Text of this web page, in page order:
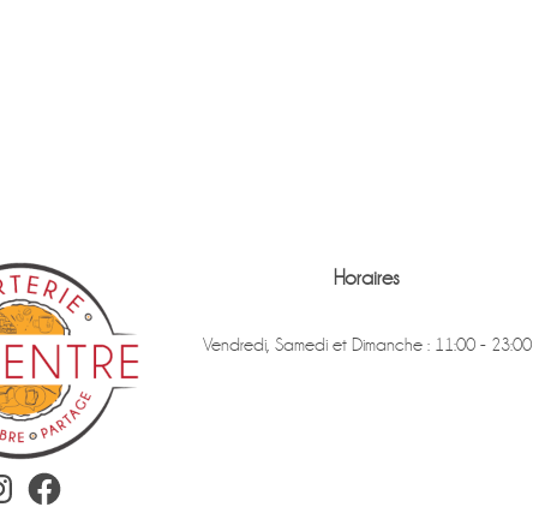
Facebook
Horaires
Vendredi, Samedi et Dimanche : 11:00 - 23:00